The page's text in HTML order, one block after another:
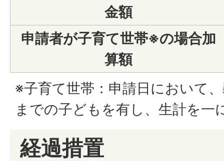
金額
申請者が子育て世帯※の場合加
算額
※子育て世帯：申請日において
までの子どもを有し、生計を一
経過措置